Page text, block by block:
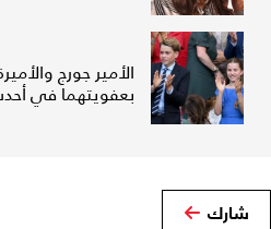
الأمير جورج
بعفويتهما في
شارك